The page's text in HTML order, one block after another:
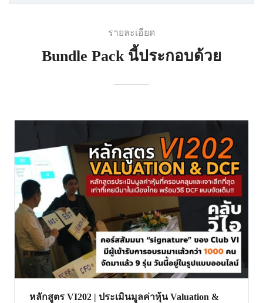
รายละเอียด
Bundle Pack นี้ประกอบด้วย
หลักสูตร VI202 | ประเมินมูลค่าหุ้น Valuation &